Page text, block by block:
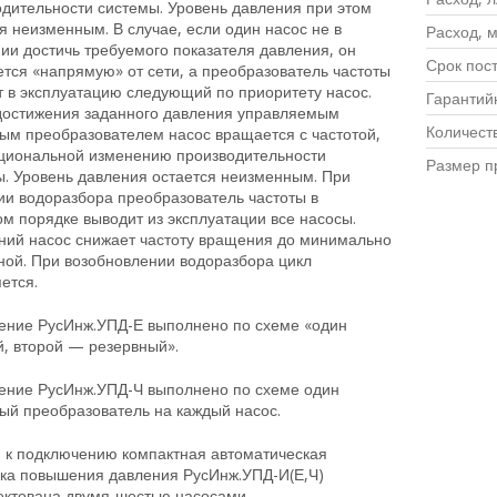
системы. Уровень давления при этом
неизменным. В случае, если один насос не в
достичь требуемого показателя давления, он
«напрямую» от сети, а преобразователь частоты
в эксплуатацию следующий по приоритету насос.
заданного давления управляемым
преобразователем насос вращается с частотой,
изменению производительности
Уровень давления остается неизменным. При
водоразбора преобразователь частоты в
порядке выводит из эксплуатации все насосы.
насос снижает частоту вращения до минимально
При возобновлении водоразбора цикл
РусИнж.УПД-Е выполнено по схеме «один
второй — резервный».
РусИнж.УПД-Ч выполнено по схеме один
преобразователь на каждый насос.
к подключению компактная автоматическая
повышения давления РусИнж.УПД-И(Е,Ч)
Расход,
Срок
Размер